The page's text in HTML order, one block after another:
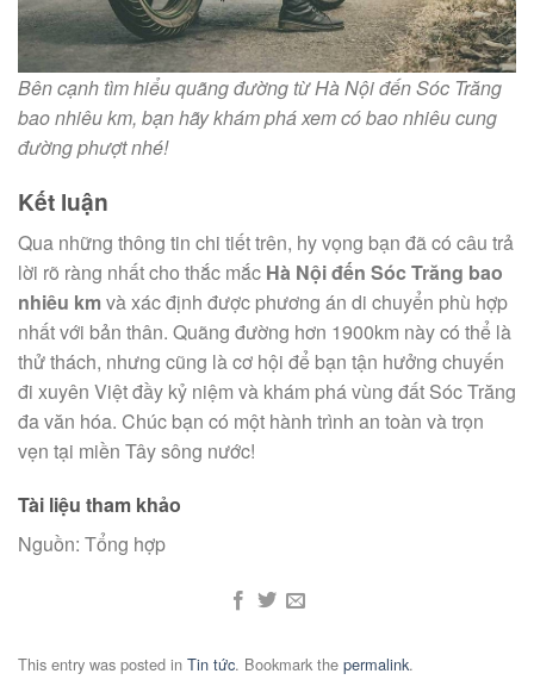
Bên cạnh tìm hiểu quãng đường từ Hà Nội đến Sóc Trăng
bao nhiêu km, bạn hãy khám phá xem có bao nhiêu cung
đường phượt nhé!
Kết luận
Qua những thông tin chi tiết trên, hy vọng bạn đã có câu trả
lời rõ ràng nhất cho thắc mắc Hà Nội đến Sóc Trăng bao
nhiêu kmvà xác định được phương án di chuyển phù hợp
nhất với bản thân. Quãng đường hơn 1900km này có thể là
thử thách, nhưng cũng là cơ hội để bạn tận hưởng chuyến
đi xuyên Việt đầy kỷ niệm và khám phá vùng đất Sóc Trăng
đa văn hóa. Chúc bạn có một hành trình an toàn và trọn
vẹn tại miền Tây sông nước!
Tài liệu tham khảo
Nguồn: Tổng hợp
This entry was posted in Tin tức. Bookmark the permalink.